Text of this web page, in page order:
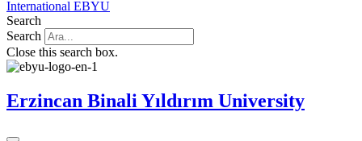
International EBYU
Search
Search
Close this search box.
Erzincan Binali Yıldırım University